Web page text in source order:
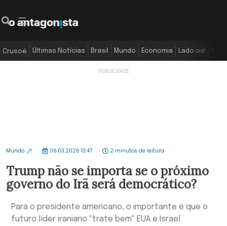
Crusoé Últimas Notícias Brasil Mundo Economia Lado oa!
Mundo 06.03.2026 13:47 2 minutos de leitura
Trump não se importa se o próximo
governo do Irã será democrático?
Para o presidente americano, o importante é que o
futuro líder iraniano "trate bem" EUA e Israel